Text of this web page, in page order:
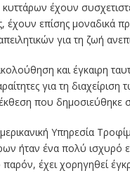
έχουν
επίσης μοναδικά
για τη ζωή
και έγκαιρη
για τη
που δημοσιεύθηκε
Υπηρεσία
ήταν ένα πολύ ισχυρό
έχει χορηγηθεί